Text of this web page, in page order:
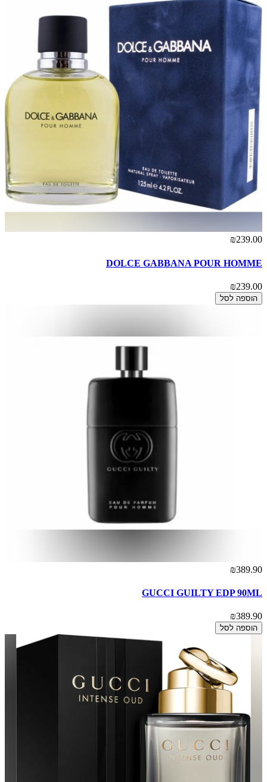
₪239.00
DOLCE GABBANA POUR HOMME
₪239.00
הוספה לסל
₪389.90
GUCCI GUILTY EDP 90ML
₪389.90
הוספה לסל